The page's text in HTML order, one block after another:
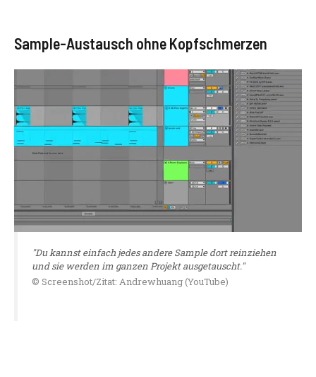
Sample-Austausch ohne Kopfschmerzen
"Du kannst einfach jedes andere Sample dort reinziehen
und sie werden im ganzen Projekt ausgetauscht."
© Screenshot/Zitat: Andrewhuang (YouTube)